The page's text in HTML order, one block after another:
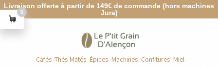
Livraison offerte à partir de 149€ de commande (hors machines
Jura)
Cafés–Thés-Matés–Épices–Machines–Confitures–Miel
0